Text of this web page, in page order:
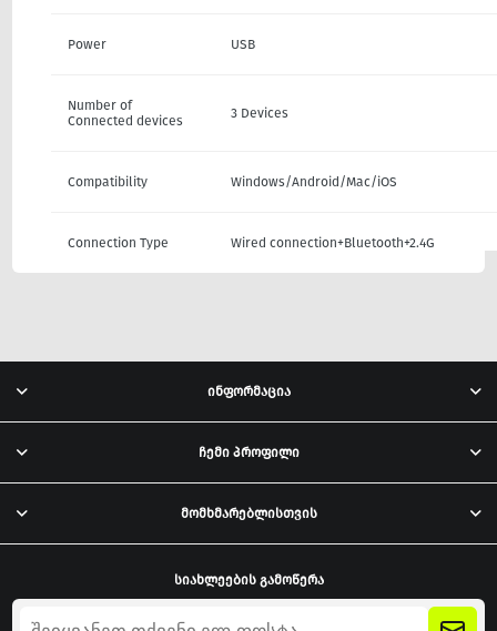
Power USB
Number of
Connected devices
3 Devices
Compatibility Windows/Android/Mac/iOS
Connection Type Wired connection+Bluetooth+2.4G
ინფორმაცია
ჩემი პროფილი
მომხმარებლისთვის
სიახლეების გამოწერა